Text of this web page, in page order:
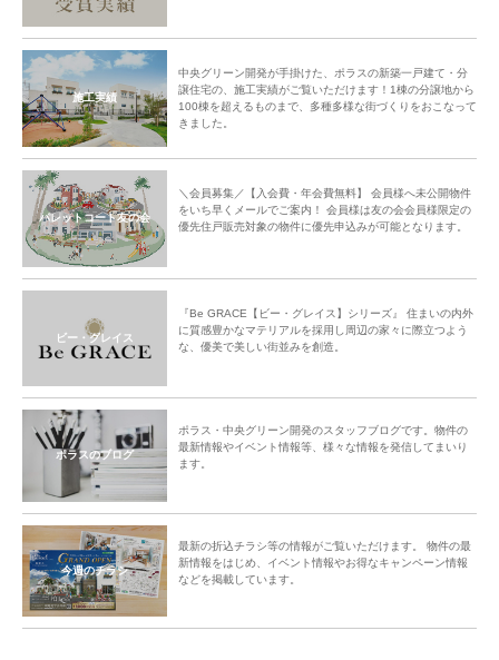
施工実績
中央グリーン開発が手掛けた、ポラスの新築一戸建て・分
譲住宅の、施工実績がご覧いただけます！1棟の分譲地から
100棟を超えるものまで、多種多様な街づくりをおこなって
きました。
パレットコート友の会
＼会員募集／【入会費・年会費無料】 会員様へ未公開物件
をいち早くメールでご案内！ 会員様は友の会会員様限定の
優先住戸販売対象の物件に優先申込みが可能となります。
ビー・グレイス
『Be GRACE【ビー・グレイス】シリーズ』 住まいの内外
に質感豊かなマテリアルを採用し周辺の家々に際立つよう
な、優美で美しい街並みを創造。
ポラスのブログ
ポラス・中央グリーン開発のスタッフブログです。物件の
最新情報やイベント情報等、様々な情報を発信してまいり
ます。
今週のチラシ
最新の折込チラシ等の情報がご覧いただけます。 物件の最
新情報をはじめ、イベント情報やお得なキャンペーン情報
などを掲載しています。